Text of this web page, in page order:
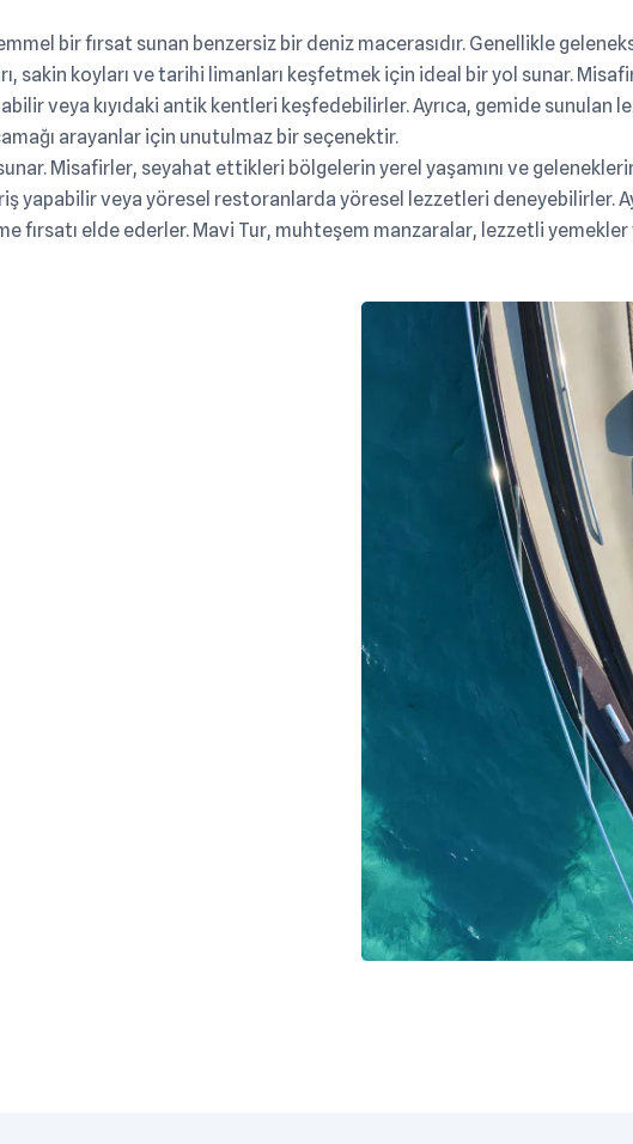
bir fırsat sunan benzersiz bir deniz macerasıdır. Genellikle
sakin koyları ve tarihi limanları keşfetmek için ideal bir yol sunar.
veya kıyıdaki antik kentleri keşfedebilirler. Ayrıca, gemide sunulan
arayanlar için unutulmaz bir seçenektir.
Misafirler, seyahat ettikleri bölgelerin yerel yaşamını ve
yapabilir veya yöresel restoranlarda yöresel lezzetleri deneyebilirler.
fırsatı elde ederler. Mavi Tur, muhteşem manzaralar, lezzetli yemekler